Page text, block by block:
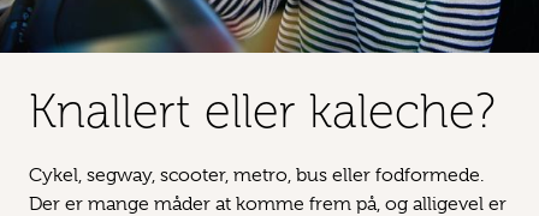
Knallert eller kaleche?
Cykel, segway, scooter, metro, bus eller fodformede.
Der er mange måder at komme frem på, og alligevel er